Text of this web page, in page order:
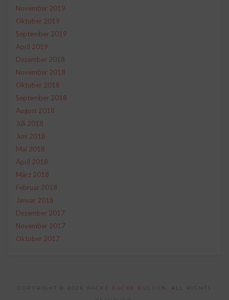
November 2019
Oktober 2019
September 2019
April 2019
Dezember 2018
November 2018
Oktober 2018
September 2018
August 2018
Juli 2018
Juni 2018
Mai 2018
April 2018
März 2018
Februar 2018
Januar 2018
Dezember 2017
November 2017
Oktober 2017
COPYRIGHT © 2026 BACKE BACKE KUCHEN
. ALL RIGHTS